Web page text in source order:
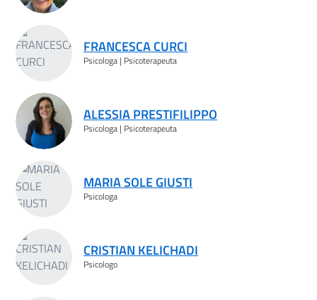
FRANCESCA CURCI
Psicologa | Psicoterapeuta
ALESSIA PRESTIFILIPPO
Psicologa | Psicoterapeuta
MARIA SOLE GIUSTI
Psicologa
CRISTIAN KELICHADI
Psicologo